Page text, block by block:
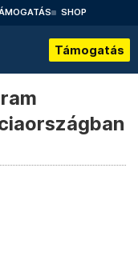
SHOP
Támogatás